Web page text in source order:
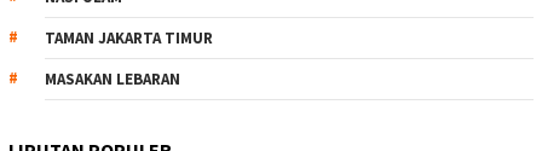
TAMAN JAKARTA TIMUR
MASAKAN LEBARAN